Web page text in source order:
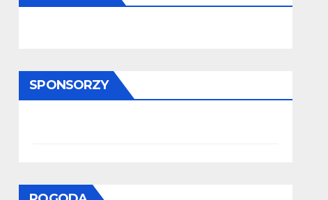
SPONSORZY